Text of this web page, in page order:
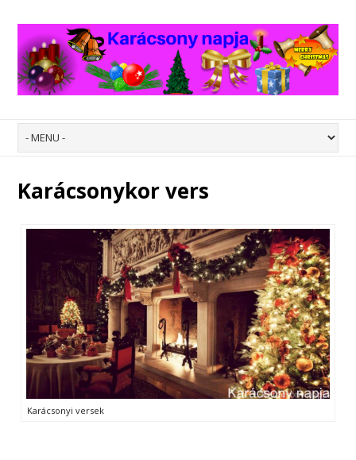
Karácsonykor vers
Karácsonyi versek